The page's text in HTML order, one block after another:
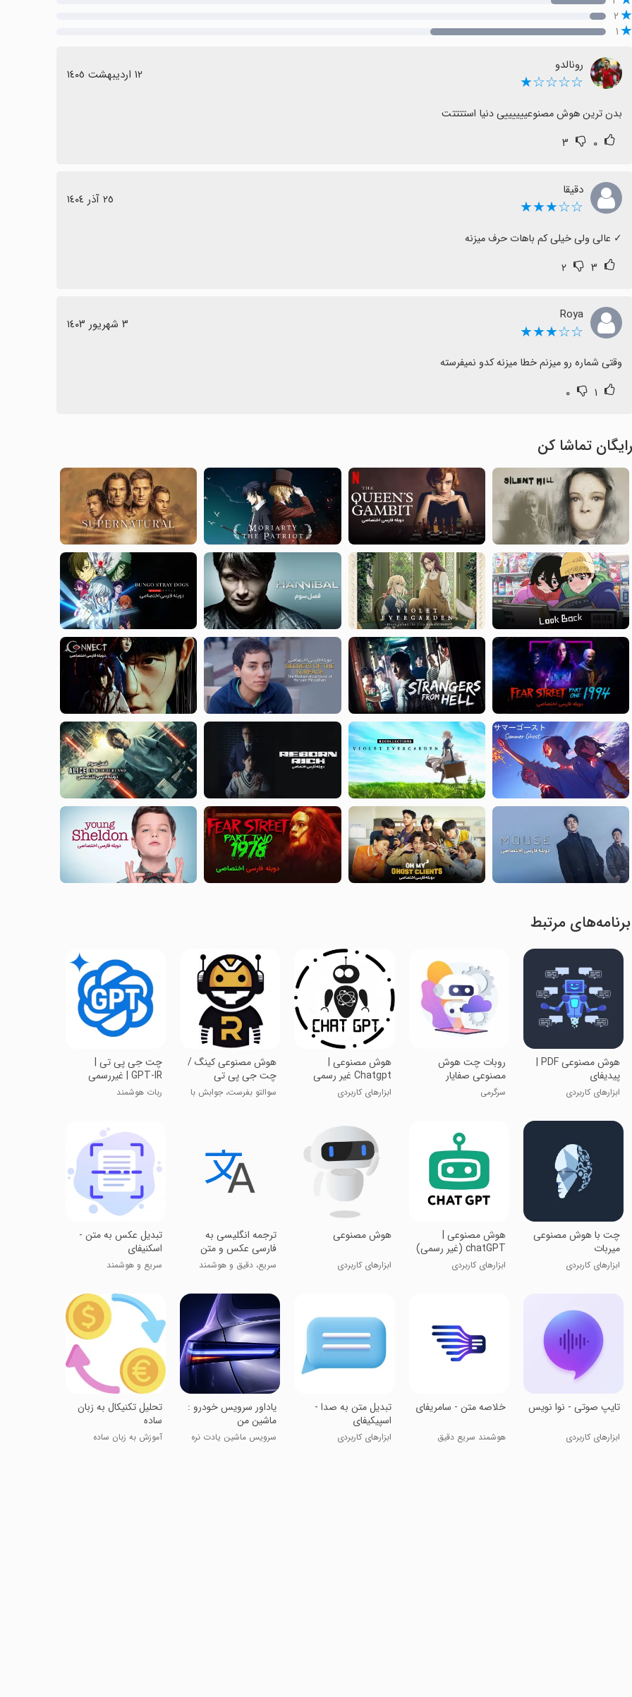
۲
۱
رونالدو
☆☆☆☆★ ١٢ اردیبهشت ١٤٠٥
بدن ترین هوش مصنوعییییییی دنیا استتتتت
۰ ۳
دقیقا
☆☆★★★ ٢٥ آذر ١٤٠٤
‏✓ عالی ولی خیلی کم باهات حرف میزنه
۳ ۲
Roya
☆☆★★★ ٣ شهریور ١٤٠٣
وقتی شماره رو میزنم خطا میزنه کدو نمیفرسته
۱ ۰
رایگان تماشا کن
برنامه‌های مرتبط
هوش مصنوعی PDF |
پیدیفای
ابزارهای کاربردی
روبات چت هوش
مصنوعی صفایار
سرگرمی
هوش مصنوعی |
Chatgpt غیر رسمی
ابزارهای کاربردی
‏‏‏‏هوش مصنوعی کینگ /
چت جی پی تی
سوالتو بفرست، جوابش با
‏‏‏‏‏‏چت جی پی تی |
GPT-IR | غیررسمی
ربات هوشمند
‏‏‏‏‏چت با هوش مصنوعی
میربات
ابزارهای کاربردی
هوش مصنوعی |
chatGPT (غیر رسمی)
ابزارهای کاربردی
هوش مصنوعی
ابزارهای کاربردی
‏ترجمه انگلیسی به
فارسی عکس و متن
سریع، دقیق و هوشمند
تبدیل عکس به متن -
اسکنیفای
سریع و هوشمند
‏تایپ صوتی - نوا نویس
ابزارهای کاربردی
‏خلاصه متن - سامریفای
هوشمند سریع دقیق
تبدیل متن به صدا -
اسپیکیفای
ابزارهای کاربردی
‏یاداور سرویس خودرو :
ماشین من
سرویس ماشین یادت نره
تحلیل تکنیکال به زبان
ساده
آموزش به زبان ساده